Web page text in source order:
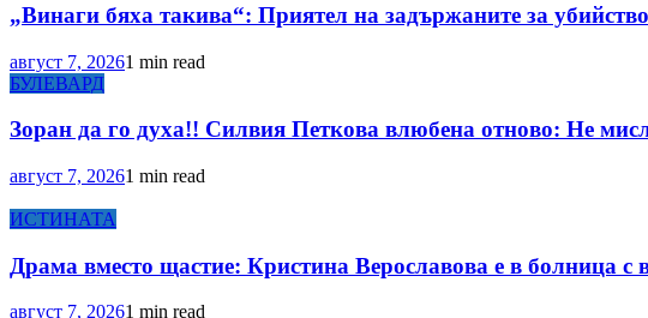
„Винаги бяха такива“: Приятел на задържаните за
август 7, 20261 min read
БУЛЕВАРД
Зоран да го духа!! Силвия Петкова влюбена отново: Не
август 7, 20261 min read
ИСТИНАТА
Драма вместо щастие: Кристина Верославова е в болница с
август 7, 20261 min read